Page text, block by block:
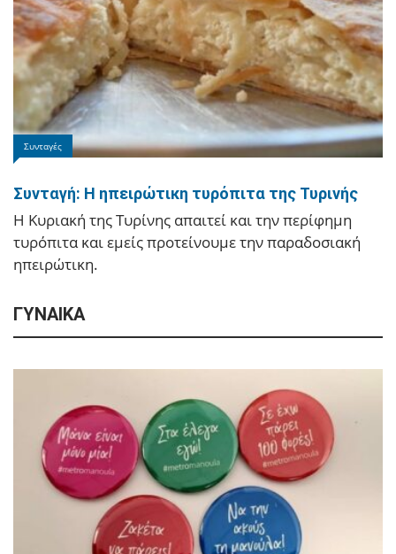
Ιωάννινα
Ο «Ρωμαίος και Ιουλιέτα» του Μποστ στα
Ιωάννινα!
Την Τρίτη 29 Ιουλίου στο Θέατρο ΕΗΜ.
Ιωάννινα
Ο «Κατά Φαντασίαν Ασθενής» με τον Βλαδίμηρο
Κυριακίδη έρχεται στα Γιάννενα
Συνταγές
Συνταγή: Η ηπειρώτικη τυρόπιτα της Τυρινής
Η Κυριακή της Τυρίνης απαιτεί και την περίφημη
τυρόπιτα και εμείς προτείνουμε την παραδοσιακή
ηπειρώτικη.
ΓΥΝΑΙΚΑ